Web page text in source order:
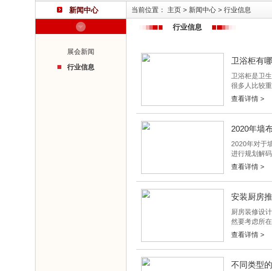
新闻中心
展会新闻
行业信息
当前位置： 主页 > 新闻中心 > 行业信息
行业信息
卫浴柜有
卫浴柜是卫
很多人比较
并不是所有
查看详情 >
2020年墙
2020年对于
进行规划解
核心，以企
查看详情 >
安装厨房
厨房装修设
然要考虑所
合实际装修
查看详情 >
不同类型